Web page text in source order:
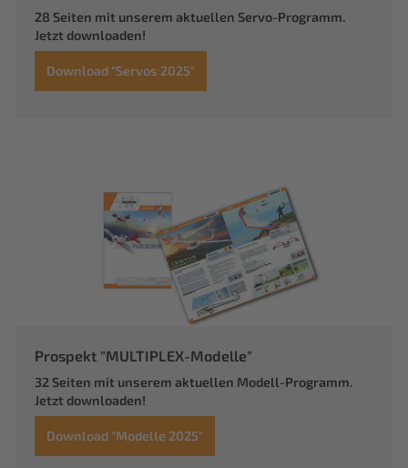
28 Seiten mit unserem aktuellen Servo-Programm.
Jetzt downloaden!
Download "Servos 2025"
Prospekt "MULTIPLEX-Modelle"
32 Seiten mit unserem aktuellen Modell-Programm.
Jetzt downloaden!
Download "Modelle 2025"